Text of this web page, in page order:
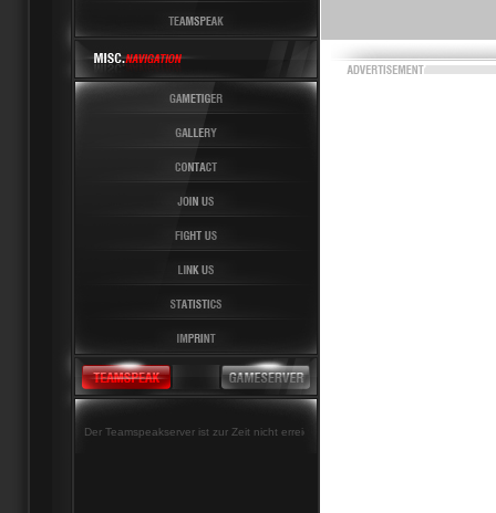
Der Teamspeakserver ist zur Zeit nicht erreichbar!